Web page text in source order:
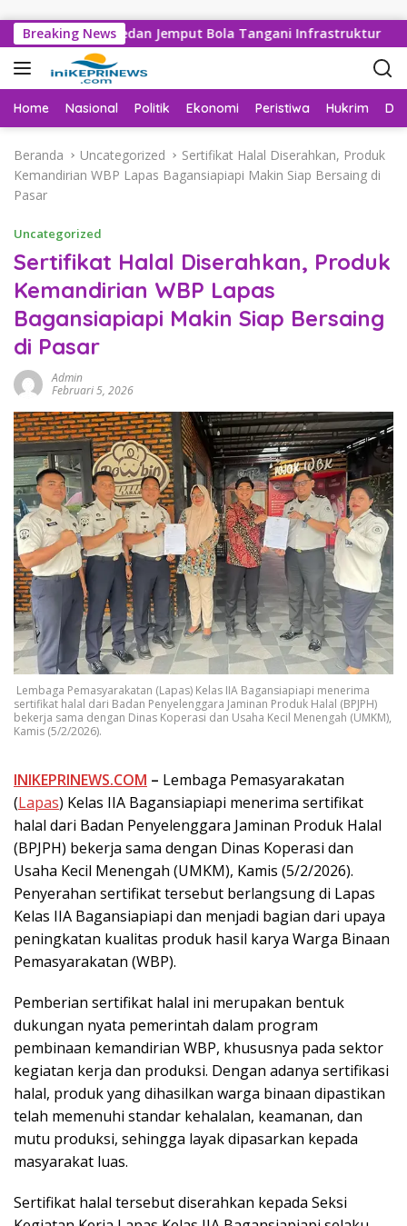
Breaking News
Medan Jemput Bola Tangani Infrastruktur
Home Nasional Politik Ekonomi Peristiwa Hukrim
Beranda Uncategorized
Sertifikat Halal Diserahkan, Produk
Kemandirian WBP Lapas Bagansiapiapi Makin Siap Bersaing di
Pasar
Uncategorized
Sertifikat Halal Diserahkan, Produk
Kemandirian WBP Lapas
Bagansiapiapi Makin Siap Bersaing
di Pasar
Admin
Februari 5, 2026
Lembaga Pemasyarakatan (Lapas) Kelas IIA Bagansiapiapi menerima
sertifikat halal dari Badan Penyelenggara Jaminan Produk Halal (BPJPH)
bekerja sama dengan Dinas Koperasi dan Usaha Kecil Menengah (UMKM),
Kamis (5/2/2026).
INIKEPRINEWS.COM – Lembaga Pemasyarakatan
(Lapas) Kelas IIA Bagansiapiapi menerima sertifikat
halal dari Badan Penyelenggara Jaminan Produk Halal
(BPJPH) bekerja sama dengan Dinas Koperasi dan
Usaha Kecil Menengah (UMKM), Kamis (5/2/2026).
Penyerahan sertifikat tersebut berlangsung di Lapas
Kelas IIA Bagansiapiapi dan menjadi bagian dari upaya
peningkatan kualitas produk hasil karya Warga Binaan
Pemasyarakatan (WBP).
Pemberian sertifikat halal ini merupakan bentuk
dukungan nyata pemerintah dalam program
pembinaan kemandirian WBP, khususnya pada sektor
kegiatan kerja dan produksi. Dengan adanya sertifikasi
halal, produk yang dihasilkan warga binaan dipastikan
telah memenuhi standar kehalalan, keamanan, dan
mutu produksi, sehingga layak dipasarkan kepada
masyarakat luas.
Sertifikat halal tersebut diserahkan kepada Seksi